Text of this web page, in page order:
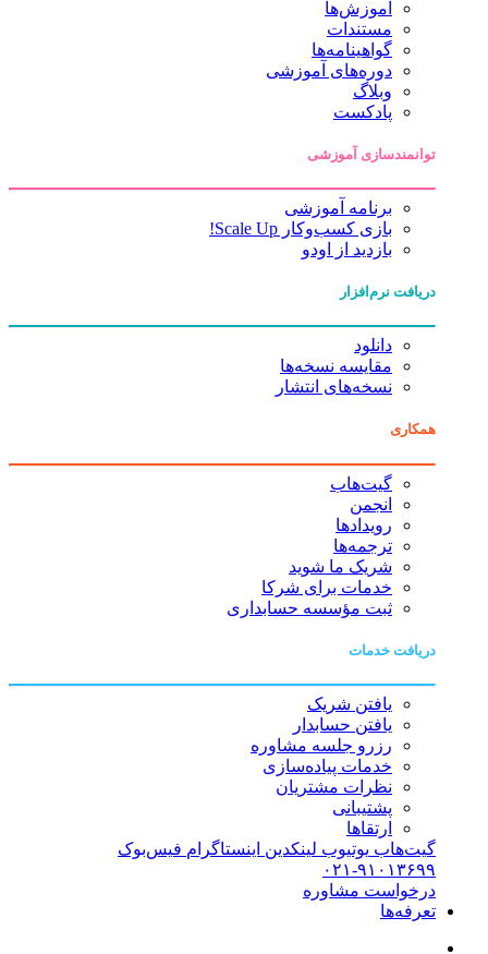
آموزش‌ها
مستندات
گواهینامه‌ها
دوره‌های آموزشی
وبلاگ
پادکست
توانمندسازی آموزشی
برنامه آموزشی
بازی کسب‌وکار Scale Up!
بازدید از اودو
دریافت نرم‌افزار
دانلود
مقایسه نسخه‌ها
نسخه‌های انتشار
همکاری
گیت‌هاب
انجمن
رویدادها
ترجمه‌ها
شریک ما شوید
خدمات برای شرکا
ثبت مؤسسه حسابداری
دریافت خدمات
یافتن شریک
یافتن حسابدار
رزرو جلسه مشاوره
خدمات پیاده‌سازی
نظرات مشتریان
پشتیبانی
ارتقاها
گیت‌هاب یوتیوب لینکدین اینستاگرام فیس‌بوک
۰۲۱-۹۱۰۱۳۶۹۹
درخواست مشاوره
تعرفه‌ها